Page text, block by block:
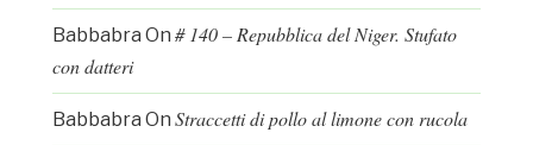
Babbabra On # 140 – Repubblica del Niger. Stufato
con datteri
Babbabra On Straccetti di pollo al limone con rucola